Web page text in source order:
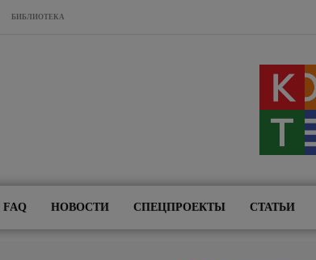
БИБЛИОТЕКА
FAQ НОВОСТИ СПЕЦПРОЕКТЫ СТАТЬИ